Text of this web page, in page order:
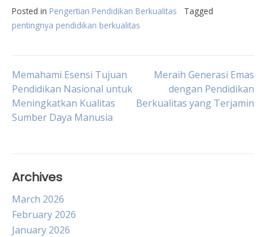
Posted in Pengertian Pendidikan Berkualitas
Tagged
pentingnya pendidikan berkualitas
Post
navigation
Memahami Esensi Tujuan
Pendidikan Nasional untuk
Meningkatkan Kualitas
Sumber Daya Manusia
Meraih Generasi Emas
dengan Pendidikan
Berkualitas yang Terjamin
Archives
March 2026
February 2026
January 2026